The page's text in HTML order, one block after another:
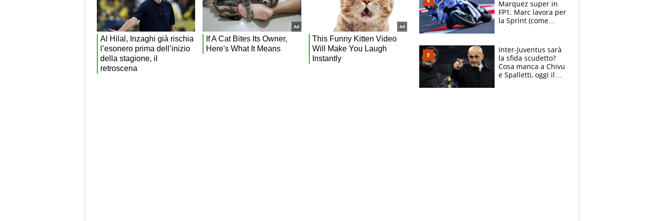
Marquez super in
FP1. Marc lavora per
la Sprint (come
Inter-Juventus sarà
la sfida scudetto?
Cosa manca a Chivu
e Spalletti, oggi il